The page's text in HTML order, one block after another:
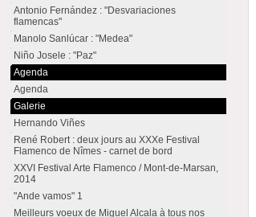
Antonio Fernández : "Desvariaciones
flamencas"
Manolo Sanlúcar : "Medea"
Niño Josele : "Paz"
Agenda
Agenda
Galerie
Hernando Viñes
René Robert : deux jours au XXXe Festival
Flamenco de Nîmes - carnet de bord
XXVI Festival Arte Flamenco / Mont-de-Marsan,
2014
"Ande vamos" 1
Meilleurs voeux de Miguel Alcala à tous nos